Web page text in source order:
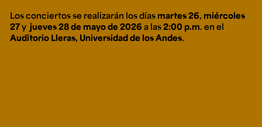
Los conciertos se realizarán los díasmartes 26, miércoles
27y jueves 28 de mayo de 2026 a las2:00 p.m. en el
Auditorio Lleras, Universidad de los Andes.